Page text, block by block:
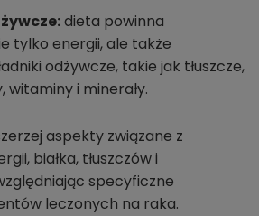
dieta powinna
tylko energii, ale także
odżywcze, takie jak tłuszcze,
witaminy i minerały.
aspekty związane z
białka, tłuszczów i
specyficzne
leczonych na raka.